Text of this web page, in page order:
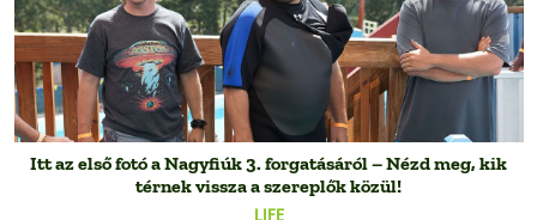
LIFE
Itt az első fotó a Nagyfiúk 3. forgatásáról – Nézd meg, kik
térnek vissza a szereplők közül!